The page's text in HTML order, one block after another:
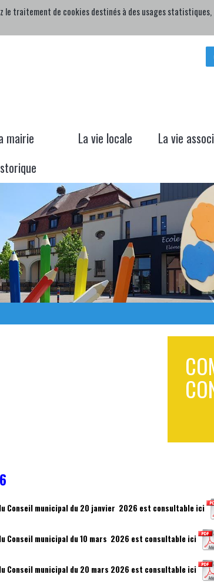
traitement de cookies destinés à des usages
mairie La vie locale
La vie
Conseil municipal du 20 janvier 2026 est consultable ici
Conseil municipal du 10 mars 2026 est consultable ici
Conseil municipal du 20 mars 2026 est consultable ici